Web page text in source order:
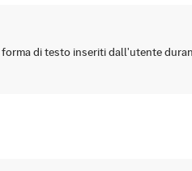
di testo inseriti dall'utente